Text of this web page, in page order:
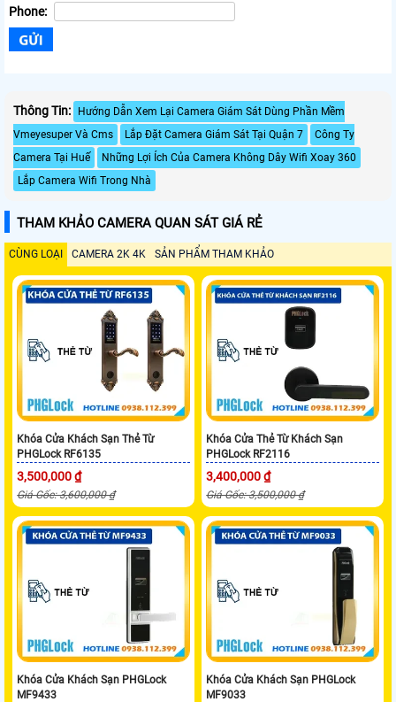
Phone:
Thông Tin:
Hướng Dẫn Xem Lại Camera Giám Sát Dùng Phần Mềm
Vmeyesuper Và Cms
Lắp Đặt Camera Giám Sát Tại Quận 7
Công Ty
Camera Tại Huế
Những Lợi Ích Của Camera Không Dây Wifi Xoay 360
Lắp Camera Wifi Trong Nhà
THAM KHẢO CAMERA QUAN SÁT GIÁ RẺ
CÙNG LOẠI CAMERA 2K 4K SẢN PHẨM THAM KHẢO
Khóa Cửa Khách Sạn Thẻ Từ
PHGLock RF6135
3,500,000 ₫
Giá Gốc: 3,600,000 ₫
Khóa Cửa Thẻ Từ Khách Sạn
PHGLock RF2116
3,400,000 ₫
Giá Gốc: 3,500,000 ₫
Khóa Cửa Khách Sạn PHGLock
MF9433
Khóa Cửa Khách Sạn PHGLock
MF9033